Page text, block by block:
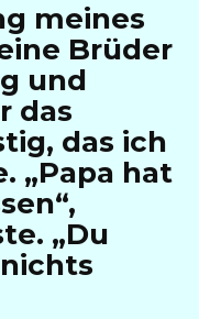
meines
Brüder
und
das
das ich
„Papa hat
„Du